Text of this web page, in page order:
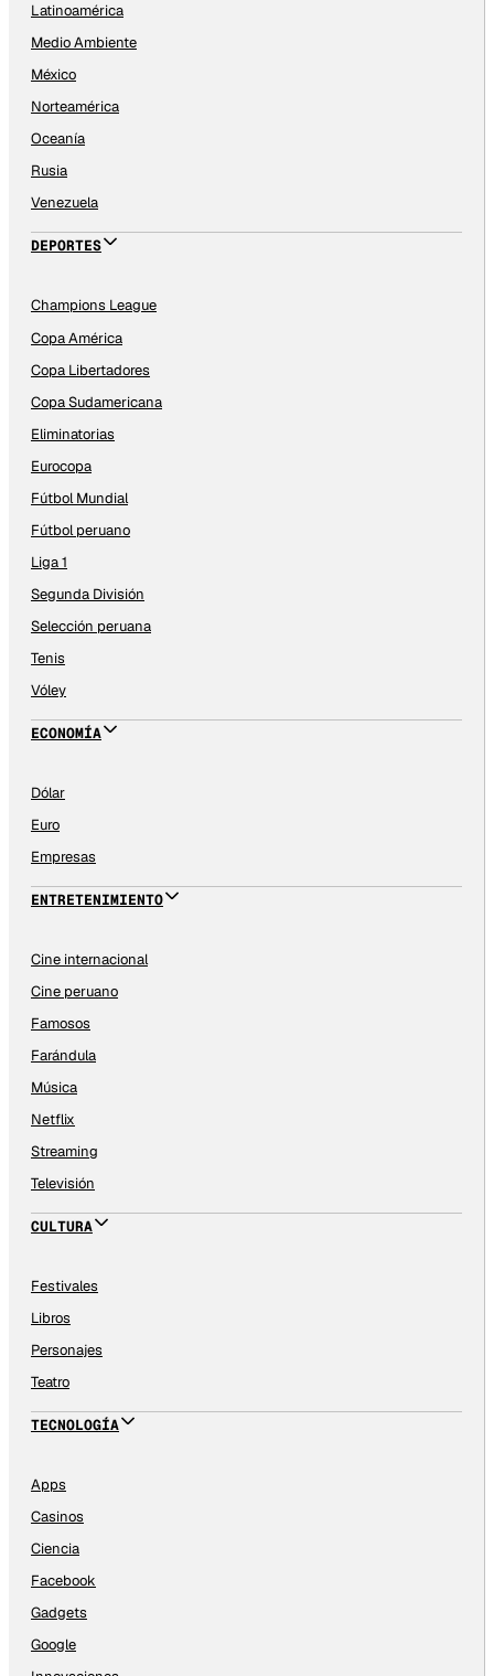
Latinoamérica
Medio Ambiente
México
Norteamérica
Oceanía
Rusia
Venezuela
DEPORTES
Champions League
Copa América
Copa Libertadores
Copa Sudamericana
Eliminatorias
Eurocopa
Fútbol Mundial
Fútbol peruano
Liga 1
Segunda División
Selección peruana
Tenis
Vóley
ECONOMÍA
Dólar
Euro
Empresas
ENTRETENIMIENTO
Cine internacional
Cine peruano
Famosos
Farándula
Música
Netflix
Streaming
Televisión
CULTURA
Festivales
Libros
Personajes
Teatro
TECNOLOGÍA
Apps
Casinos
Ciencia
Facebook
Gadgets
Google